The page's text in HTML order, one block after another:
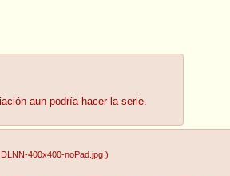
aun podría hacer la serie.
400x400-noPad.jpg )